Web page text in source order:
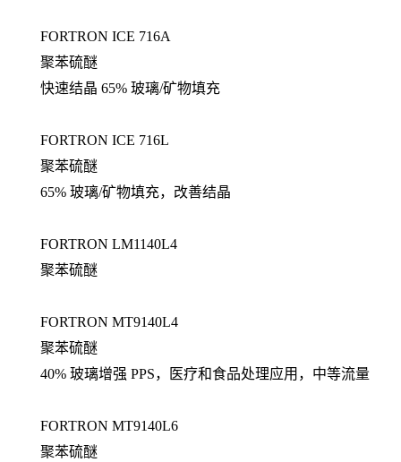
FORTRON ICE 716A
聚苯硫醚
快速结晶 65% 玻璃/矿物填充
FORTRON ICE 716L
聚苯硫醚
65% 玻璃/矿物填充，改善结晶
FORTRON LM1140L4
聚苯硫醚
FORTRON MT9140L4
聚苯硫醚
40% 玻璃增强 PPS，医疗和食品处理应用，中等流量
FORTRON MT9140L6
聚苯硫醚